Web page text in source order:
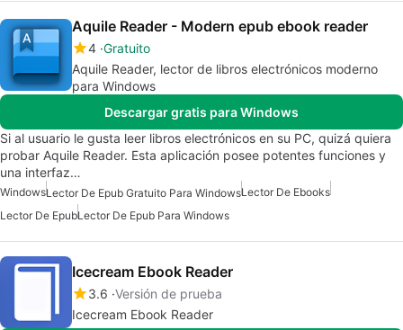
Aquile Reader - Modern epub ebook reader
4 Gratuito
Aquile Reader, lector de libros electrónicos moderno
para Windows
Descargar gratis para Windows
Si al usuario le gusta leer libros electrónicos en su PC, quizá quiera
probar Aquile Reader. Esta aplicación posee potentes funciones y
una interfaz…
WindowsLector De Epub Gratuito Para WindowsLector De Ebooks
Lector De EpubLector De Epub Para Windows
Icecream Ebook Reader
3.6 Versión de prueba
Icecream Ebook Reader